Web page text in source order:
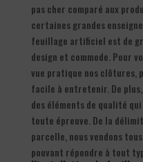
pas cher comparé aux
certaines grandes
feuillage artificiel est de
design et commode. Pour
vue pratique nos clôtures,
facile à entretenir. De
des éléments de qualité
toute épreuve. De la
parcelle, nous vendons
pouvant répondre à tout